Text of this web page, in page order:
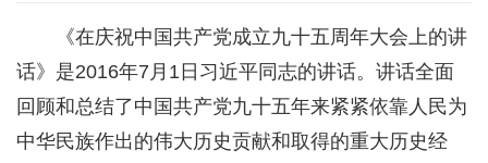
《在庆祝中国共产党成立九十五周年大会上的讲
话》是2016年7月1日习近平同志的讲话。讲话全面
回顾和总结了中国共产党九十五年来紧紧依靠人民为
中华民族作出的伟大历史贡献和取得的重大历史经